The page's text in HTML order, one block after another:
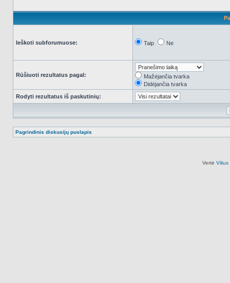
Ieškoti subforumuose: Taip Ne
Rūšiuoti rezultatus pagal:
Mažėjančia tvarka
Didėjančia tvarka
Rodyti rezultatus iš paskutinių:
Pagrindinis diskusijų puslapis
Vertė Vilius